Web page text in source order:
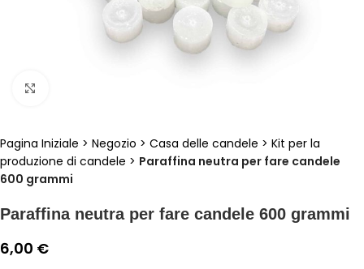
Pagina Iniziale > Negozio > Casa delle candele > Kit per la
produzione di candele > Paraffina neutra per fare candele
600 grammi
Paraffina neutra per fare candele 600 grammi
6,00 €